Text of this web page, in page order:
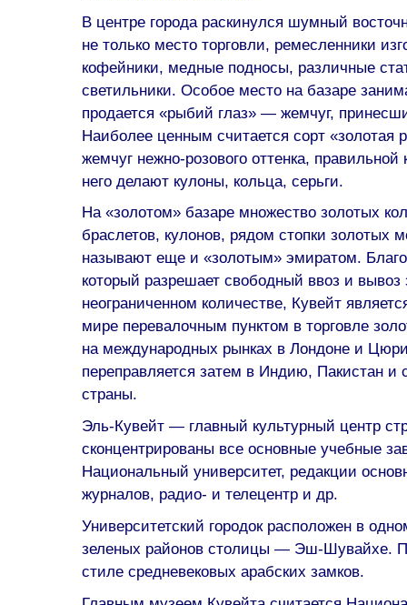
В центре города раскинулся шумный
не только место торговли, ремесленники
кофейники, медные подносы, различные
светильники. Особое место на базаре
продается «рыбий глаз» — жемчуг,
Наиболее ценным считается сорт «золотая
жемчуг нежно-розового оттенка,
него делают кулоны, кольца, серьги.
На «золотом» базаре множество золотых
браслетов, кулонов, рядом стопки золотых
называют еще и «золотым» эмиратом.
который разрешает свободный ввоз и вывоз
неограниченном количестве, Кувейт
мире перевалочным пунктом в торговле
на международных рынках в Лондоне и
переправляется затем в Индию, Пакистан и
страны.
Эль-Кувейт — главный культурный центр
сконцентрированы все основные учебные
Национальный университет, редакции
журналов, радио- и телецентр и др.
Университетский городок расположен в
зеленых районов столицы — Эш-Шувайхе.
стиле средневековых арабских замков.